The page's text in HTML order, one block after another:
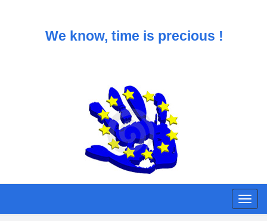
We know, time is precious !